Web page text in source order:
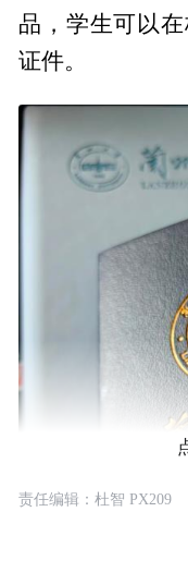
品，学生可以
证件。
责任编辑：杜智 PX209